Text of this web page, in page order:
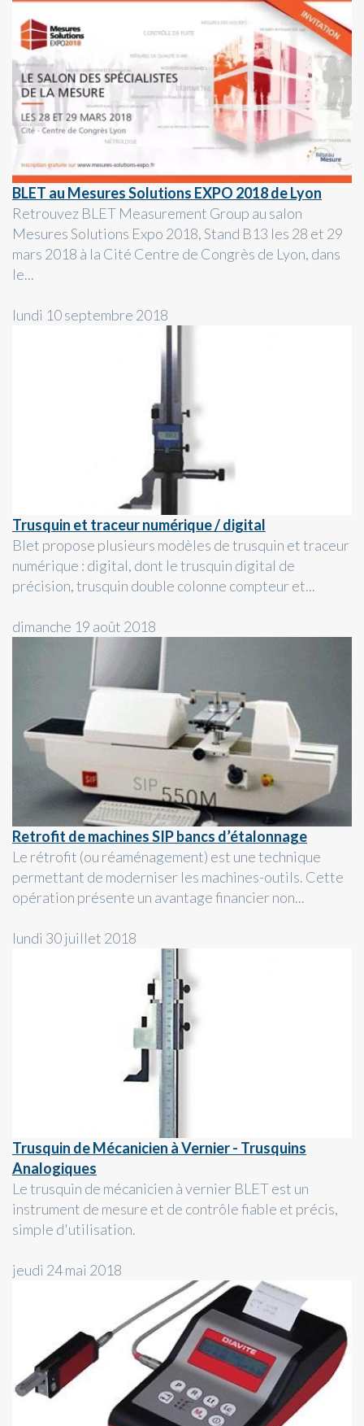
BLET au Mesures Solutions EXPO 2018 de Lyon
Retrouvez BLET Measurement Group au salon
Mesures Solutions Expo 2018, Stand B13 les 28 et 29
mars 2018 à la Cité Centre de Congrès de Lyon, dans
le...
lundi 10 septembre 2018
Trusquin et traceur numérique / digital
Blet propose plusieurs modèles de trusquin et traceur
numérique : digital, dont le trusquin digital de
précision, trusquin double colonne compteur et...
dimanche 19 août 2018
Retrofit de machines SIP bancs d’étalonnage
Le rétrofit (ou réaménagement) est une technique
permettant de moderniser les machines-outils. Cette
opération présente un avantage financier non...
lundi 30 juillet 2018
Trusquin de Mécanicien à Vernier - Trusquins
Analogiques
Le trusquin de mécanicien à vernier BLET est un
instrument de mesure et de contrôle fiable et précis,
simple d'utilisation.
jeudi 24 mai 2018